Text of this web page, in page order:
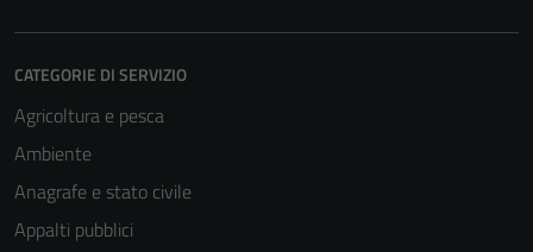
CATEGORIE DI SERVIZIO
Agricoltura e pesca
Ambiente
Anagrafe e stato civile
Appalti pubblici